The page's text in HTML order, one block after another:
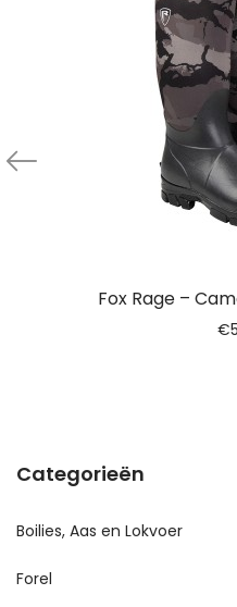
Fox Rage –
€
Categorieën
Boilies, Aas en Lokvoer
Forel